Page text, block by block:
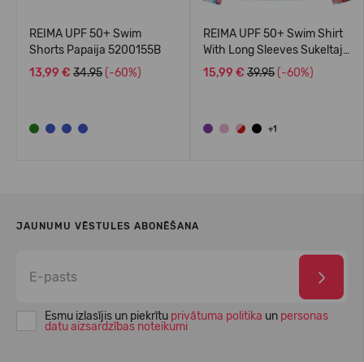
REIMA UPF 50+ Swim
Shorts Papaija 5200155B
13,99 € 34.95 (-60%)
REIMA UPF 50+ Swim Shirt
With Long Sleeves Sukeltaja
5200140A
15,99 € 39.95 (-60%)
+1
JAUNUMU VĒSTULES ABONĒŠANA
Esmu izlasījis un piekrītu privātuma politika un personas
datu aizsardzības noteikumi